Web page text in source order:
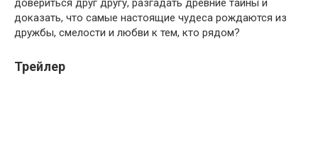
довериться друг другу, разгадать древние тайны и
доказать, что самые настоящие чудеса рождаются из
дружбы, смелости и любви к тем, кто рядом?
Трейлер